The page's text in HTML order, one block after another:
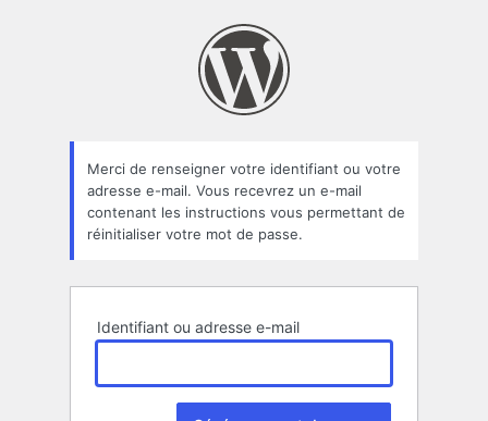
oublié
Merci de renseigner votre identifiant ou votre
adresse e-mail. Vous recevrez un e-mail
contenant les instructions vous permettant de
réinitialiser votre mot de passe.
Identifiant ou adresse e-mail